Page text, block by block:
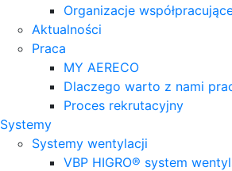
Organizacje
Aktualności
Praca
MY AERECO
Dlaczego warto z nami
Proces rekrutacyjny
Systemy
Systemy wentylacji
VBP HIGRO® system